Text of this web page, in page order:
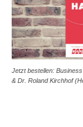
Jetzt bestellen:
& Dr. Roland Kirchhof